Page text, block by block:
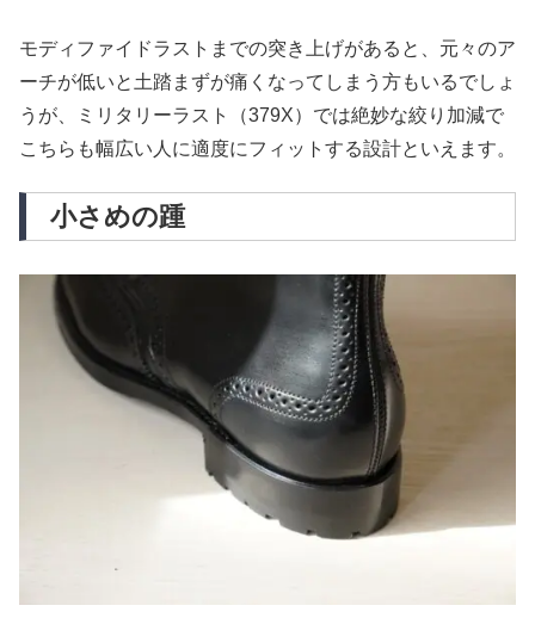
モディファイドラストまでの突き上げがあると、元々のア
ーチが低いと土踏まずが痛くなってしまう方もいるでしょ
うが、ミリタリーラスト（379X）では絶妙な絞り加減で
こちらも幅広い人に適度にフィットする設計といえます。
小さめの踵